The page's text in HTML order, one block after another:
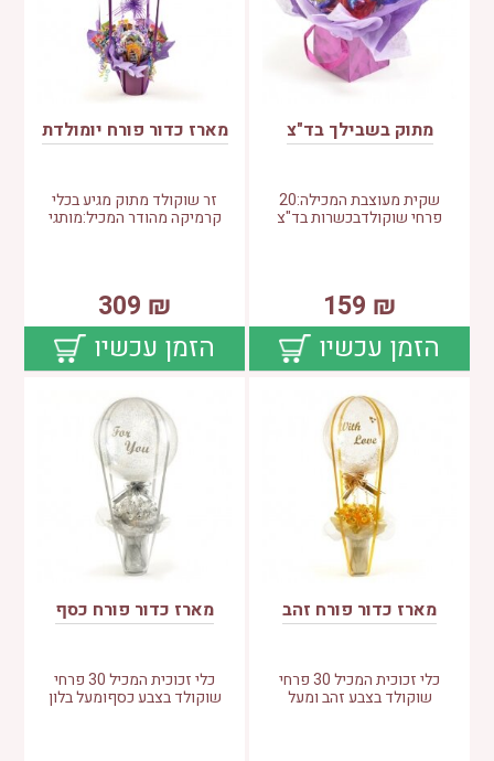
מתוק בשבילך בד"צ
שקית מעוצבת המכילה:20
פרחי שוקולדבכשרות בד"צ
₪
159
הזמן עכשיו
מארז כדור פורח יומולדת
זר שוקולד מתוק מגיע בכלי
קרמיקה מהודר המכיל:מותגי
₪
309
הזמן עכשיו
מארז כדור פורח זהב
כלי זכוכית המכיל 30 פרחי
שוקולד בצבע זהב ומעל
מארז כדור פורח כסף
כלי זכוכית המכיל 30 פרחי
שוקולד בצבע כסףומעל בלון